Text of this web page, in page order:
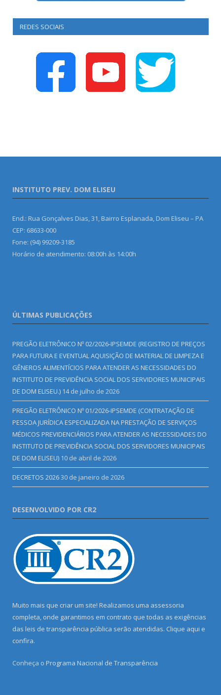
REDES SOCIAIS
INSTITUTO PREV. DOM ELISEU
End.: Rua Gonçalves Dias, 31, Bairro Esplanada, Dom Eliseu – PA
CEP: 68633-000
Fone: (94) 99209-3185
Horário de atendimento: 08:00h às 14:00h
ÚLTIMAS PUBLICAÇÕES
PREGÃO ELETRÔNICO Nº 02/2026-IPSEMDE (REGISTRO DE PREÇOS
PARA FUTURA E EVENTUAL AQUISIÇÃO DE MATERIAL DE LIMPEZA E
GÊNEROS ALIMENTÍCIOS PARA ATENDER AS NECESSIDADES DO
INSTITUTO DE PREVIDÊNCIA SOCIAL DOS SERVIDORES MUNICIPAIS
DE DOM ELISEU.) 14 de julho de 2026
PREGÃO ELETRÔNICO Nº 01/2026-IPSEMDE (CONTRATAÇÃO DE
PESSOA JURÍDICA ESPECIALIZADA NA PRESTAÇÃO DE SERVIÇOS
MÉDICOS PREVIDENCIÁRIOS PARA ATENDER AS NECESSIDADES DO
INSTITUTO DE PREVIDÊNCIA SOCIAL DOS SERVIDORES MUNICIPAIS
DE DOM ELISEU) 10 de abril de 2026
DECRETOS 202630 de janeiro de 2026
DESENVOLVIDO POR CR2
Muito mais que criar um site! Realizamos uma assessoria
completa, onde garantimos em contrato que todas as exigências
das leis de transparência pública serão atendidas. Clique aqui e
confira.
Conheça o Programa Nacional de Transparência